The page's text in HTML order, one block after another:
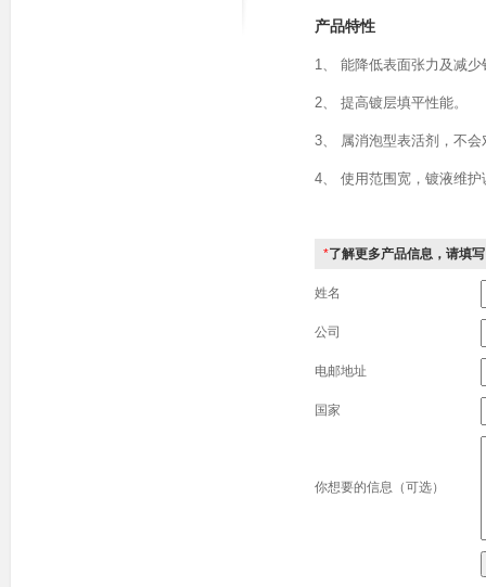
产品特性
1、 能降低表面张力及减
2、 提高镀层填平性能。
3、 属消泡型表活剂，不
4、 使用范围宽，镀液维护
*了解更多产品信息，请填
姓名
公司
电邮地址
国家
你想要的信息（可选）